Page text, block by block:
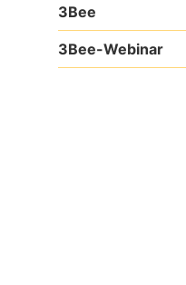
3Bee
3Bee-Webinar